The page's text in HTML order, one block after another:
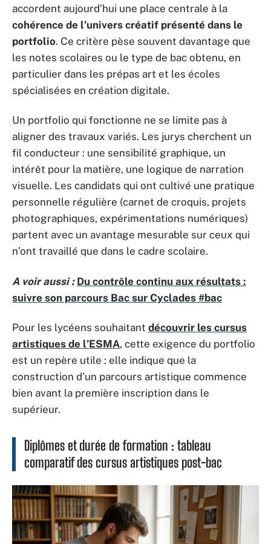
accordent aujourd’hui une place centrale à la
cohérence de l’univers créatif présenté dans le
portfolio. Ce critère pèse souvent davantage que
les notes scolaires ou le type de bac obtenu, en
particulier dans les prépas art et les écoles
spécialisées en création digitale.
Un portfolio qui fonctionne ne se limite pas à
aligner des travaux variés. Les jurys cherchent un
fil conducteur : une sensibilité graphique, un
intérêt pour la matière, une logique de narration
visuelle. Les candidats qui ont cultivé une pratique
personnelle régulière (carnet de croquis, projets
photographiques, expérimentations numériques)
partent avec un avantage mesurable sur ceux qui
n’ont travaillé que dans le cadre scolaire.
A voir aussi : Du contrôle continu aux résultats :
suivre son parcours Bac sur Cyclades #bac
Pour les lycéens souhaitant découvrir les cursus
artistiques de l’ESMA, cette exigence du portfolio
est un repère utile : elle indique que la
construction d’un parcours artistique commence
bien avant la première inscription dans le
supérieur.
Diplômes et durée de formation : tableau
comparatif des cursus artistiques post-bac